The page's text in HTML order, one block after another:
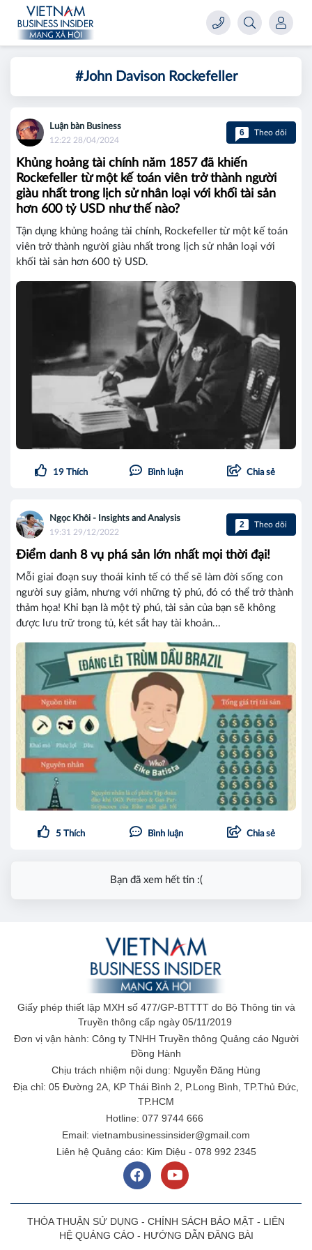
#John Davison Rockefeller
Luận bàn Business
12:22 28/04/2024
6 Theo dõi
Khủng hoảng tài chính năm 1857 đã khiến
Rockefeller từ một kế toán viên trở thành người
giàu nhất trong lịch sử nhân loại với khối tài sản
hơn 600 tỷ USD như thế nào?
Tận dụng khủng hoảng tài chính, Rockefeller từ một kế toán
viên trở thành người giàu nhất trong lịch sử nhân loại với
khối tài sản hơn 600 tỷ USD.
19 Thích Bình luận Chia sẻ
Ngọc Khôi - Insights and Analysis
19:31 29/12/2022
2 Theo dõi
Điểm danh 8 vụ phá sản lớn nhất mọi thời đại!
Mỗi giai đoạn suy thoái kinh tế có thể sẽ làm đời sống con
người suy giảm, nhưng với những tỷ phú, đó có thể trở thành
thảm họa! Khi bạn là một tỷ phú, tài sản của bạn sẽ không
được lưu trữ trong tủ, két sắt hay tài khoản...
5 Thích Bình luận Chia sẻ
Bạn đã xem hết tin :(
Giấy phép thiết lập MXH số 477/GP-BTTTT do Bộ Thông tin và
Truyền thông cấp ngày 05/11/2019
Đơn vị vận hành: Công ty TNHH Truyền thông Quảng cáo Người
Đồng Hành
Chịu trách nhiệm nội dung: Nguyễn Đăng Hùng
Địa chỉ: 05 Đường 2A, KP Thái Bình 2, P.Long Bình, TP.Thủ Đức,
TP.HCM
Hotline: 077 9744 666
Email: vietnambusinessinsider@gmail.com
Liên hệ Quảng cáo: Kim Diệu - 078 992 2345
THỎA THUẬN SỬ DỤNG - CHÍNH SÁCH BẢO MẬT - LIÊN
HỆ QUẢNG CÁO- HƯỚNG DẪN ĐĂNG BÀI